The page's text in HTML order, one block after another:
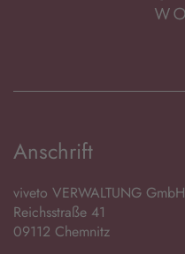
Anschrift
viveto VERWALTUNG GmbH
Reichsstraße 41
09112 Chemnitz